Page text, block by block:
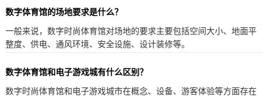
数字体育馆的场地要求是什么？
一般来说，数字时尚体育馆对场地的要求主要包括空间大小、地面平
整度、供电、通风环境、安全设施、设计装修等。
数字体育馆和电子游戏城有什么区别？
数字时尚体育馆和电子游戏城市在概念、设备、游客体验等方面存在